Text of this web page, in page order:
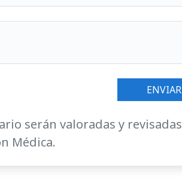
serán valoradas y revisadas
Médica.